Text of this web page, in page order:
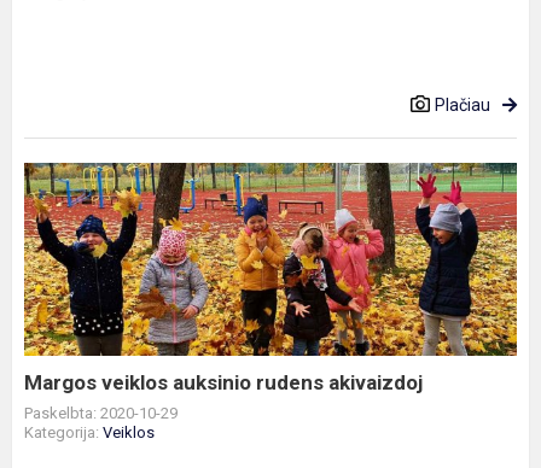
Plačiau
Margos
veiklos
auksinio
rudens
akivaizdoj
Margos veiklos auksinio rudens akivaizdoj
Paskelbta: 2020-10-29
Kategorija: Veiklos